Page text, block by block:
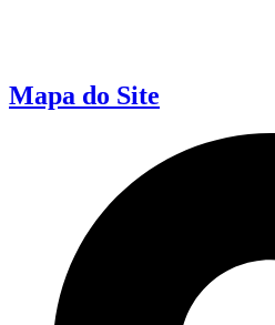
Mapa do Site